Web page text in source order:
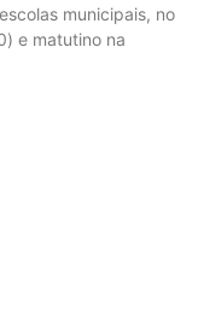
municipais, no
e matutino na